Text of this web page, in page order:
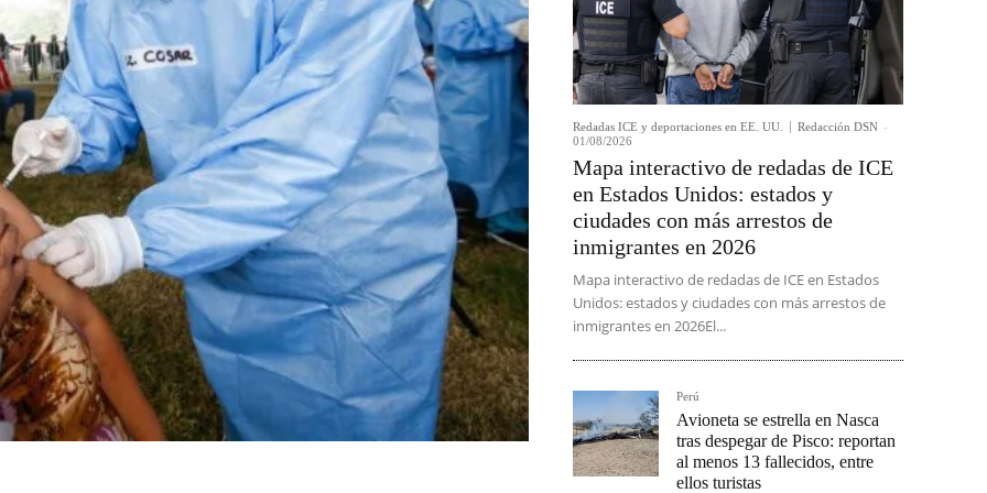
Redadas ICE y deportaciones en EE. UU. Redacción DSN -
01/08/2026
Mapa interactivo de redadas de ICE
en Estados Unidos: estados y
ciudades con más arrestos de
inmigrantes en 2026
Mapa interactivo de redadas de ICE en Estados
Unidos: estados y ciudades con más arrestos de
inmigrantes en 2026El...
Perú
Avioneta se estrella en Nasca
tras despegar de Pisco: reportan
al menos 13 fallecidos, entre
ellos turistas